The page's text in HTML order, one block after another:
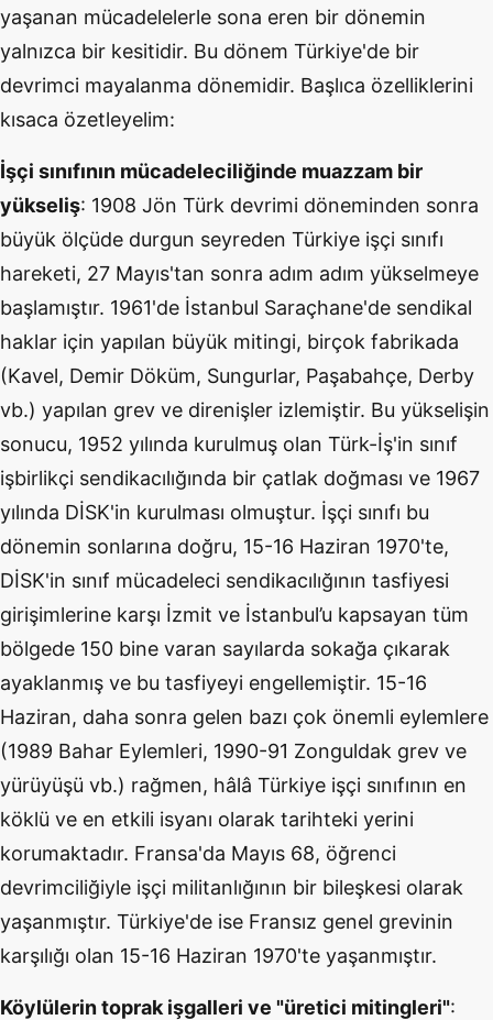
yaşanan mücadelelerle sona eren bir dönemin
yalnızca bir kesitidir. Bu dönem Türkiye'de bir
devrimci mayalanma dönemidir. Başlıca özelliklerini
kısaca özetleyelim:
İşçi sınıfının mücadeleciliğinde muazzam bir
yükseliş: 1908 Jön Türk devrimi döneminden sonra
büyük ölçüde durgun seyreden Türkiye işçi sınıfı
hareketi, 27 Mayıs'tan sonra adım adım yükselmeye
başlamıştır. 1961'de İstanbul Saraçhane'de sendikal
haklar için yapılan büyük mitingi, birçok fabrikada
(Kavel, Demir Döküm, Sungurlar, Paşabahçe, Derby
vb.) yapılan grev ve direnişler izlemiştir. Bu yükselişin
sonucu, 1952 yılında kurulmuş olan Türk-İş'in sınıf
işbirlikçi sendikacılığında bir çatlak doğması ve 1967
yılında DİSK'in kurulması olmuştur. İşçi sınıfı bu
dönemin sonlarına doğru, 15-16 Haziran 1970'te,
DİSK'in sınıf mücadeleci sendikacılığının tasfiyesi
girişimlerine karşı İzmit ve İstanbul’u kapsayan tüm
bölgede 150 bine varan sayılarda sokağa çıkarak
ayaklanmış ve bu tasfiyeyi engellemiştir. 15-16
Haziran, daha sonra gelen bazı çok önemli eylemlere
(1989 Bahar Eylemleri, 1990-91 Zonguldak grev ve
yürüyüşü vb.) rağmen, hâlâ Türkiye işçi sınıfının en
köklü ve en etkili isyanı olarak tarihteki yerini
korumaktadır. Fransa'da Mayıs 68, öğrenci
devrimciliğiyle işçi militanlığının bir bileşkesi olarak
yaşanmıştır. Türkiye'de ise Fransız genel grevinin
karşılığı olan 15-16 Haziran 1970'te yaşanmıştır.
Köylülerin toprak işgalleri ve "üretici mitingleri":